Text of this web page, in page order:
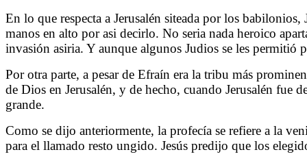
En lo que respecta a Jerusalén siteada por los
manos en alto por asi decirlo. No seria nada heroico
invasión asiria. Y aunque algunos Judios se les permitió
Por otra parte, a pesar de Efraín era la tribu más
de Dios en Jerusalén, y de hecho, cuando Jerusalén
grande.
Como se dijo anteriormente, la profecía se refiere a la
para el llamado resto ungido. Jesús predijo que los